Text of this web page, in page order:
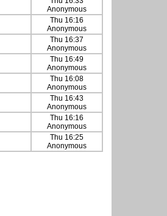
Anonymous
Thu 16:16
Anonymous
Thu 16:37
Anonymous
Thu 16:49
Anonymous
Thu 16:08
Anonymous
Thu 16:43
Anonymous
Thu 16:16
Anonymous
Thu 16:25
Anonymous